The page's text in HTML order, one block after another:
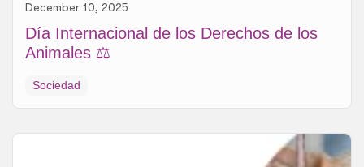
December 10, 2025
Día Internacional de los Derechos de los
Animales ⚖️
Sociedad